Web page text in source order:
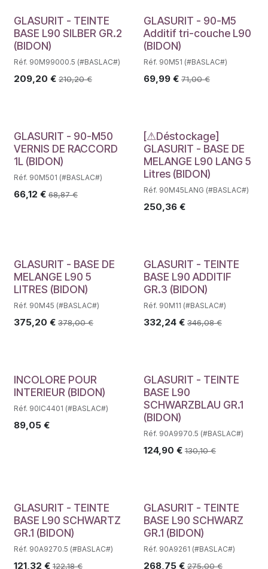
GLASURIT - TEINTE
BASE L90 SILBER GR.2
(BIDON)
Réf. 90M99000.5 (#BASLAC#)
209,20 € 210,20€
GLASURIT - 90-M5
Additif tri-couche L90
(BIDON)
Réf. 90M51 (#BASLAC#)
69,99€ 71,00€
GLASURIT - 90-M50
VERNIS DE RACCORD
1L (BIDON)
Réf. 90M501 (#BASLAC#)
66,12 € 68,87€
Déstockage
[⚠Déstockage]
GLASURIT - BASE DE
MELANGE L90 LANG 5
Litres (BIDON)
Réf. 90M45LANG (#BASLAC#)
250,36€
GLASURIT - BASE DE
MELANGE L90 5
LITRES (BIDON)
Réf. 90M45 (#BASLAC#)
375,20 € 378,00€
GLASURIT - TEINTE
BASE L90 ADDITIF
GR.3 (BIDON)
Réf. 90M11 (#BASLAC#)
332,24€ 346,08€
Déstockage
INCOLORE POUR
INTERIEUR (BIDON)
Réf. 90IC4401 (#BASLAC#)
89,05 €
GLASURIT - TEINTE
BASE L90
SCHWARZBLAU GR.1
(BIDON)
Réf. 90A9970.5 (#BASLAC#)
124,90 € 130,10€
GLASURIT - TEINTE
BASE L90 SCHWARTZ
GR.1 (BIDON)
Réf. 90A9270.5 (#BASLAC#)
121,32 € 122,18€
GLASURIT - TEINTE
BASE L90 SCHWARZ
GR.1 (BIDON)
Réf. 90A9261 (#BASLAC#)
268,75€ 275,00€